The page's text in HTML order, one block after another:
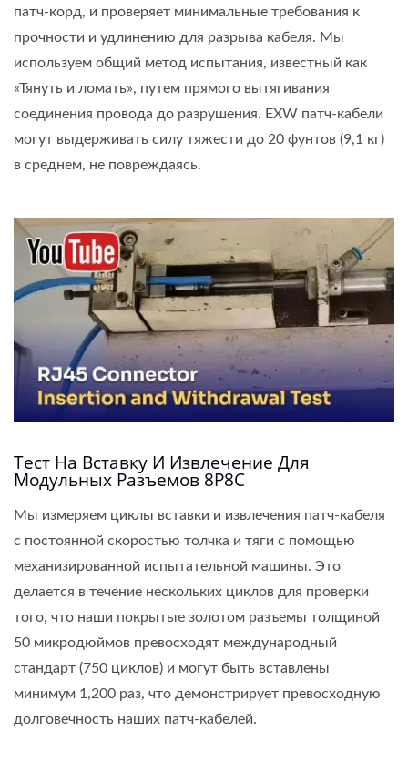
патч-корд, и проверяет минимальные требования к
прочности и удлинению для разрыва кабеля. Мы
используем общий метод испытания, известный как
«Тянуть и ломать», путем прямого вытягивания
соединения провода до разрушения. EXW патч-кабели
могут выдерживать силу тяжести до 20 фунтов (9,1 кг)
в среднем, не повреждаясь.
Тест На Вставку И Извлечение Для
Модульных Разъемов 8P8C
Мы измеряем циклы вставки и извлечения патч-кабеля
с постоянной скоростью толчка и тяги с помощью
механизированной испытательной машины. Это
делается в течение нескольких циклов для проверки
того, что наши покрытые золотом разъемы толщиной
50 микродюймов превосходят международный
стандарт (750 циклов) и могут быть вставлены
минимум 1,200 раз, что демонстрирует превосходную
долговечность наших патч-кабелей.